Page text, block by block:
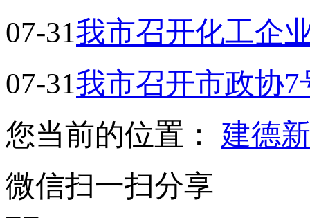
07-31我市召开化工企
07-31我市召开市政协
您当前的位置： 建德
微信扫一扫分享